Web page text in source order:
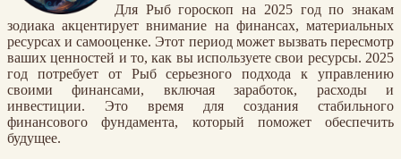
Для Рыб гороскоп на 2025 год по знакам
зодиака акцентирует внимание на финансах, материальных
ресурсах и самооценке. Этот период может вызвать пересмотр
ваших ценностей и то, как вы используете свои ресурсы. 2025
год потребует от Рыб серьезного подхода к управлению
своими финансами, включая заработок, расходы и
инвестиции. Это время для создания стабильного
финансового фундамента, который поможет обеспечить
будущее.